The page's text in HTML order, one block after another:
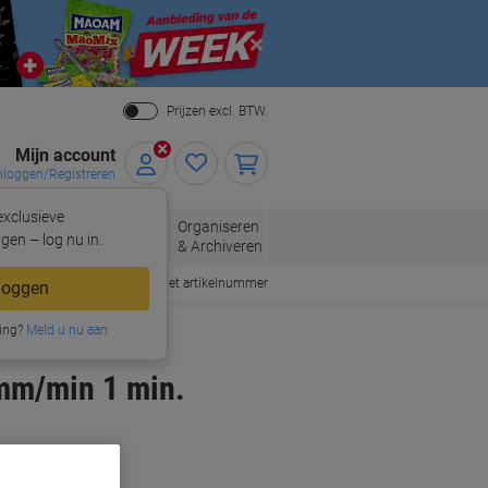
Close
Prijzen excl. BTW.
Mijn account
Registreren
– log nu in.
Meld u nu aan
Kantoorartikelen
Organiseren
& Archiveren
Snel bestellen met artikelnummer
min 1 min.